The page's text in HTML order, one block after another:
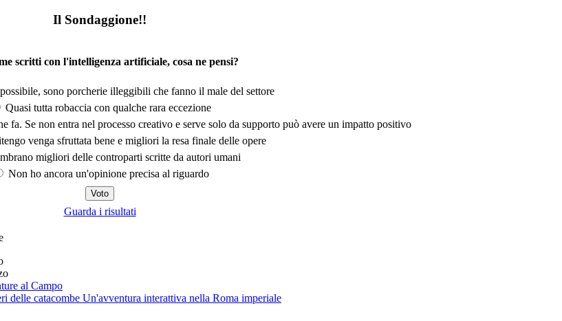
Il Sondaggione!!
scritti con l'intelligenza artificiale, cosa ne pensi?
sono porcherie illeggibili che fanno il male del settore
Quasi tutta robaccia con qualche rara eccezione
fa. Se non entra nel processo creativo e serve solo da supporto può avere un impatto positivo
venga sfruttata bene e migliori la resa finale delle opere
migliori delle controparti scritte da autori umani
Non ho ancora un'opinione precisa al riguardo
Guarda i risultati
al Campo
delle catacombe Un'avventura interattiva nella Roma imperiale